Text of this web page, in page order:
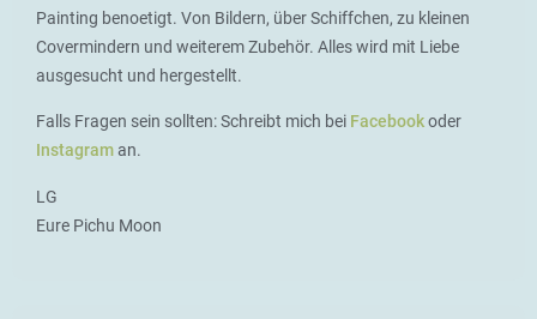
Painting benoetigt. Von Bildern, über Schiffchen, zu kleinen
Covermindern und weiterem Zubehör. Alles wird mit Liebe
ausgesucht und hergestellt.
Falls Fragen sein sollten: Schreibt mich bei Facebookoder
Instagraman.
LG
Eure Pichu Moon